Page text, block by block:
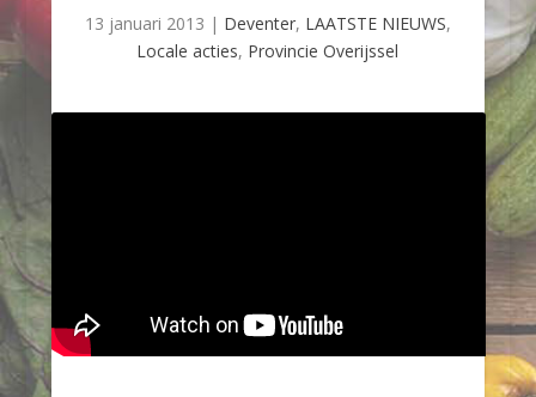
13 januari 2013 | Deventer, LAATSTE NIEUWS,
Locale acties, Provincie Overijssel